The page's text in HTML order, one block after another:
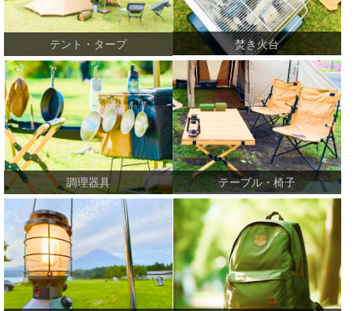
テント・タープ 焚き火台
調理器具 テーブル・椅子